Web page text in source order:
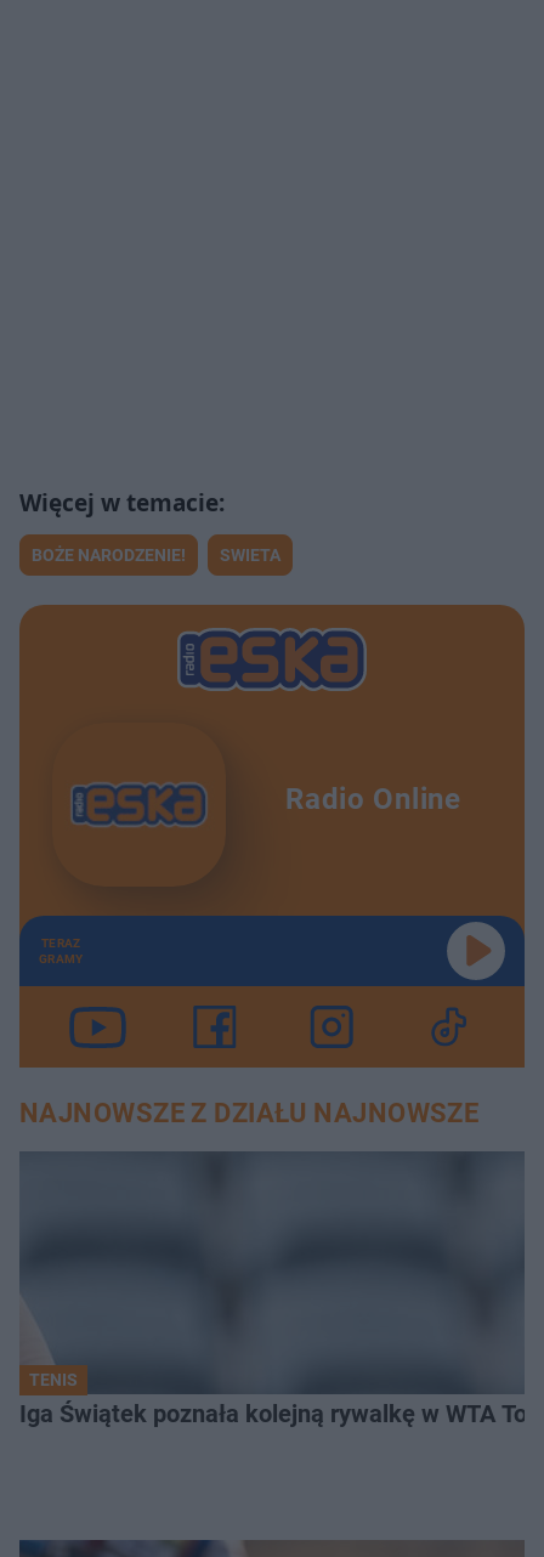
BOŻE NARODZENIE! SWIETA
Radio Online
TERAZ
GRAMY
NAJNOWSZE Z DZIAŁU NAJNOWSZE
TENIS
Iga Świątek poznała kolejną rywalkę w WTA